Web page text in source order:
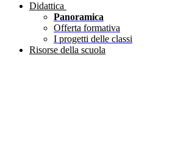
Didattica
Panoramica
Offerta formativa
I progetti delle classi
Risorse della scuola